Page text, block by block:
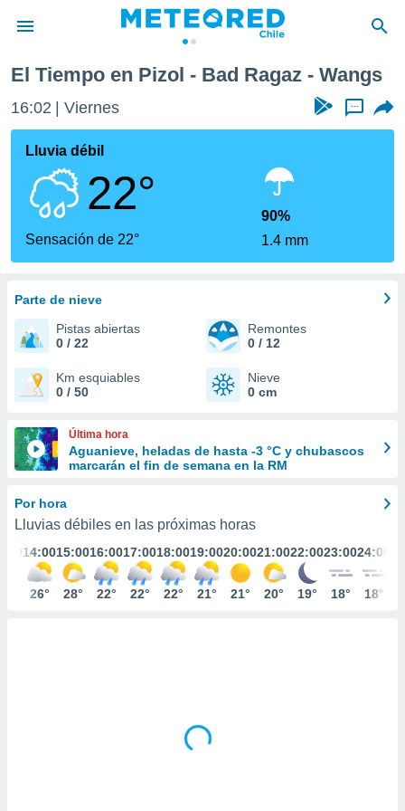
de
por
se
calidad.
a este
las
y
forma
basada
permite
coste.
botón
a la
ACEPTAR
CONTINUAR
CONFIGURACIÓN
El Tiempo en Pizol - Bad Ragaz - Wangs
16:02 Viernes ...
Lluvia débil
22°
Sensación de 22°
90%
1.4 mm
Parte de nieve
Pistas abiertas
0 / 22
Remontes
0 / 12
Km esquiables
0 / 50
Nieve
0 cm
Última hora
Aguanieve, heladas de hasta -3 °C y chubascos
marcarán el fin de semana en la RM
Por hora
Lluvias débiles en las próximas horas
14:00
26°
15:00
28°
16:00
22°
17:00
22°
18:00
22°
19:00
21°
20:00
21°
21:00
20°
22:00
19°
23:00
18°
24:00
18°